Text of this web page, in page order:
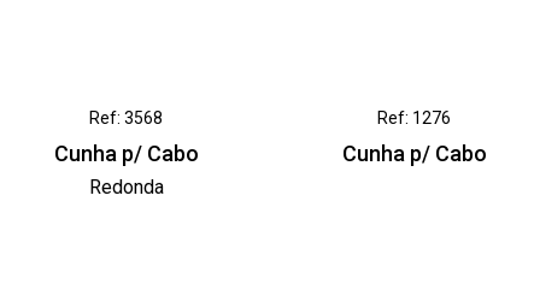
Ref: 3568
Cunha p/ Cabo
Redonda
Ref: 1276
Cunha p/ Cabo